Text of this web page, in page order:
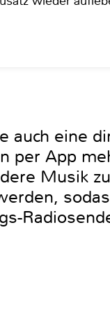
auch eine
per App
Musik